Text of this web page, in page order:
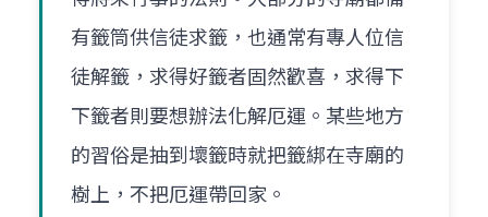
有籤筒供信徒求籤，也通常有專人位信
徒解籤，求得好籤者固然歡喜，求得下
下籤者則要想辦法化解厄運。某些地方
的習俗是抽到壞籤時就把籤綁在寺廟的
樹上，不把厄運帶回家。